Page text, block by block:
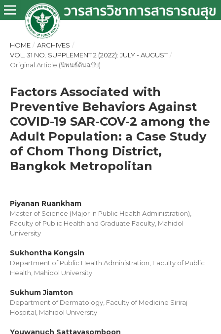
HOME / ARCHIVES /
VOL. 31 NO. SUPPLEMENT 2 (2022): JULY - AUGUST /
Original Article (นิพนธ์ต้นฉบับ)
Factors Associated with
Preventive Behaviors Against
COVID-19 SAR-COV-2 among the
Adult Population: a Case Study
of Chom Thong District,
Bangkok Metropolitan
Piyanan Ruankham
Master of Science (Major in Public Health Administration),
Faculty of Public Health and Graduate Faculty, Mahidol
University
Sukhontha Kongsin
Department of Public Health Administration, Faculty of Public
Health, Mahidol University
Sukhum Jiamton
Department of Dermatology, Faculty of Medicine Siriraj
Hospital, Mahidol University
Youwanuch Sattayasomboon